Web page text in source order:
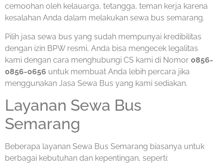
cemoohan oleh kelauarga, tetangga, teman kerja karena
kesalahan Anda dalam melakukan sewa bus semarang.
Pilih jasa sewa bus yang sudah mempunyai kredibilitas
dengan izin BPW resmi, Anda bisa mengecek legalitas
kami dengan cara menghubungi CS kami di Nomor 0856-
0856-0656 untuk membuat Anda lebih percara jika
menggunakan Jasa Sewa Bus yang kami sediakan.
Layanan Sewa Bus
Semarang
Beberapa layanan Sewa Bus Semarang biasanya untuk
berbagai kebutuhan dan kepentingan, seperti: